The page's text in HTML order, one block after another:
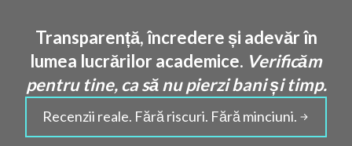
Transparență, încredere și adevăr în
lumea lucrărilor academice. Verificăm
pentru tine, ca să nu pierzi bani și timp.
Recenzii reale. Fără riscuri. Fără minciuni.